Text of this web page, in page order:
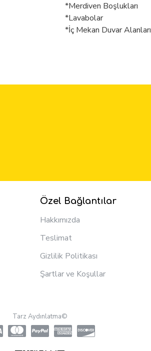
*Merdiven Boşlukları
*Lavabolar
*İç Mekan Duvar Alanları
Özel Bağlantılar
Hakkımızda
Teslimat
Gizlilik Politikası
Şartlar ve Koşullar
Tarz Aydınlatma©